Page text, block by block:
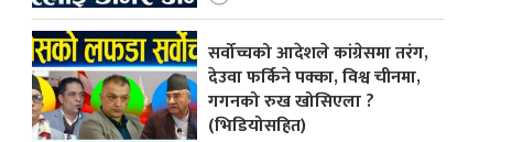
सर्वोच्चको आदेशले कांग्रेसमा तरंग,
देउवा फर्किने पक्का, विश्व चीनमा,
गगनको रुख खोसिएला ?
(भिडियोसहित)